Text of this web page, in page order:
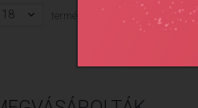
18 termék az oldalon